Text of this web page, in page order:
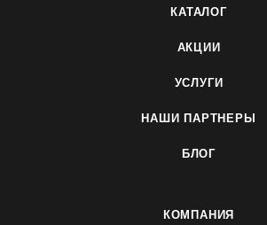
КАТАЛОГ
АКЦИИ
УСЛУГИ
НАШИ ПАРТНЕРЫ
БЛОГ
КОМПАНИЯ